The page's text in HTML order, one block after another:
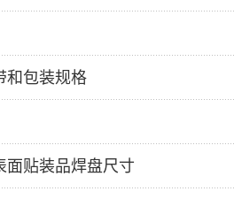
和包装规格
面贴装品焊盘尺寸